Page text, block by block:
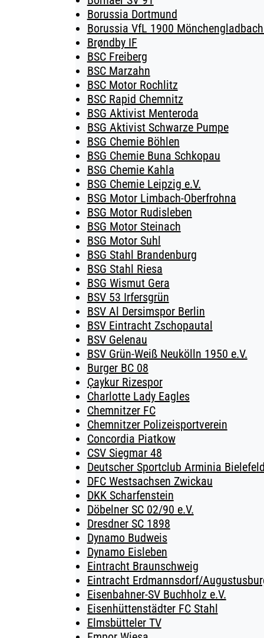
Borussia Dortmund
Borussia VfL 1900 Mönchengladbach
Brøndby IF
BSC Freiberg
BSC Marzahn
BSC Motor Rochlitz
BSC Rapid Chemnitz
BSG Aktivist Menteroda
BSG Aktivist Schwarze Pumpe
BSG Chemie Böhlen
BSG Chemie Buna Schkopau
BSG Chemie Kahla
BSG Chemie Leipzig e.V.
BSG Motor Limbach-Oberfrohna
BSG Motor Rudisleben
BSG Motor Steinach
BSG Motor Suhl
BSG Stahl Brandenburg
BSG Stahl Riesa
BSG Wismut Gera
BSV 53 Irfersgrün
BSV Al Dersimspor Berlin
BSV Eintracht Zschopautal
BSV Gelenau
BSV Grün-Weiß Neukölln 1950 e.V.
Burger BC 08
Çaykur Rizespor
Charlotte Lady Eagles
Chemnitzer FC
Chemnitzer Polizeisportverein
Concordia Piatkow
CSV Siegmar 48
Deutscher Sportclub Arminia
DFC Westsachsen Zwickau
DKK Scharfenstein
Döbelner SC 02/90 e.V.
Dresdner SC 1898
Dynamo Budweis
Dynamo Eisleben
Eintracht Braunschweig
Eintracht Erdmannsdorf/
Eisenbahner-SV Buchholz e.V.
Eisenhüttenstädter FC Stahl
Elmsbütteler TV